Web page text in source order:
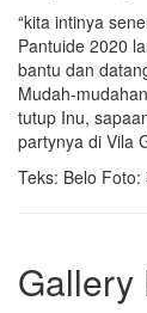
“kita intinya
Pantuide 2020
bantu dan
Mudah-
tutup Inu,
partynya di Vila
Teks: Belo Foto:
Gallery